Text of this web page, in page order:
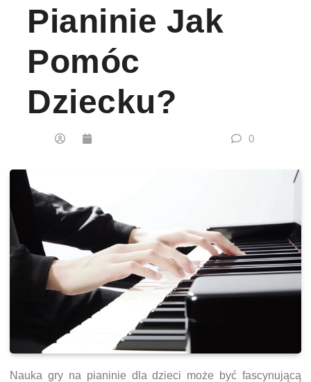
Pianinie Jak
Pomóc
Dziecku?
0
Nauka gry na pianinie dla dzieci może być fascynującą